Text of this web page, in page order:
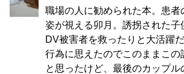
職場の人に勧められた本。患者
姿が視える卯月。誘拐された子
DV被害者を救ったりと大活躍
行為に思えたのでこのままこの
と思ったけど、最後のカップル